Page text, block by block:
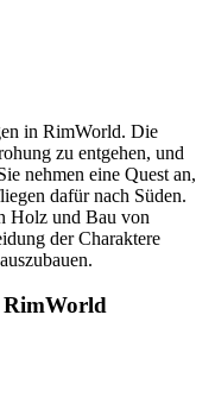
in RimWorld. Die
zu entgehen, und
nehmen eine Quest an,
dafür nach Süden.
Holz und Bau von
der Charaktere
RimWorld